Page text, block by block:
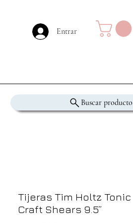
Entrar
Buscar producto
Tijeras Tim Holtz Tonic
Craft Shears 9.5”